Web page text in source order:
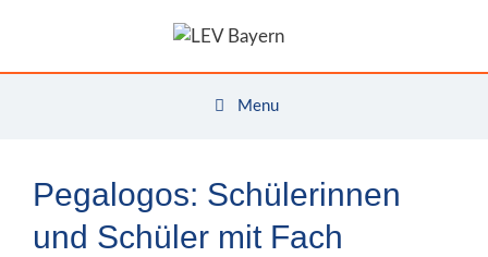
Menu
Pegalogos: Schülerinnen
und Schüler mit Fach